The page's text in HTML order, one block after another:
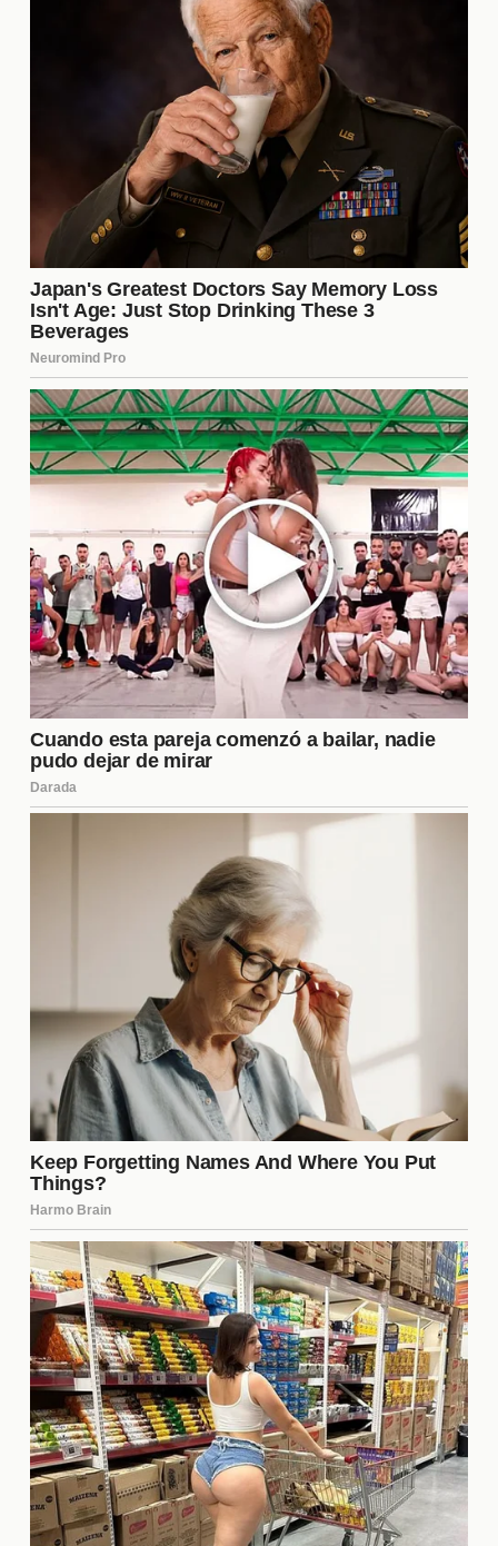
Impacto de la Afición en el
Rendimiento del Equipo
La afición de Tigres es conocida por su pasión y
apoyo incondicional. Este respaldo juega un papel
fundamental en el rendimiento del equipo,
especialmente en casa. Las gradas llenas y el
ambiente electrizante pueden motivar a los
jugadores a dar lo mejor de sí en cada partido, lo
que se traduce en un rendimiento superior en el
campo.
Análisis del Desempeño de los
Jugadores
El análisis individual de los jugadores es esencial
para entender el rendimiento general del equipo.
Cada uno ha aportado de manera diferente, y
algunos han destacado más que otros. Entre los
más sobresalientes, se encuentran:
Portero:Su habilidad para detener penales ha
sido crucial en momentos clave.
Defensores:
La solidez en la defensa ha
reducido las oportunidades del rival.
Centrocampistas:Su capacidad para distribuir
el balón ha facilitado el juego ofensivo.
Delanteros:La efectividad frente al arco ha
sido determinante para sumar puntos.
Estadísticas Clave de la
Temporada
Las estadísticas son un reflejo del rendimiento del
equipo a lo largo de la temporada. Algunos números
resaltan el buen trabajo de Tigres:
Goles anotados: 45
Partidos ganados: 14
Promedio de posesión: 58%
Estos datos no solo son impresionantes, sino que
también indican un estilo de juego ofensivo que ha
sido efectivo para el equipo.
Impacto de la Dirección Técnica
La dirección técnica ha sido un factor determinante
en el éxito de Tigres. El entrenador ha
implementado estrategias innovadoras que han
maximizado el potencial de los jugadores. Su
enfoque en la cohesión del equipo y el desarrollo
individual ha generado un ambiente competitivo y